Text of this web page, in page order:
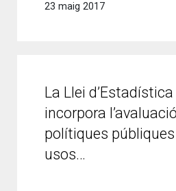
23 maig 2017
La Llei
incorpora
polítiques
usos…